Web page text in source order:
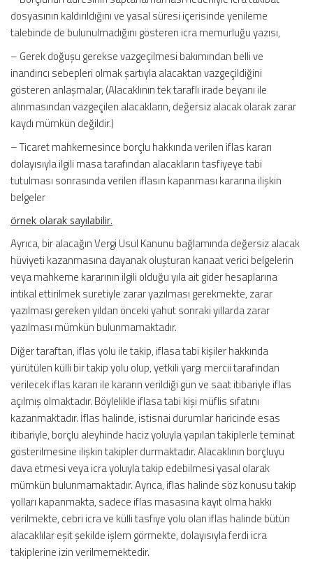
dosyasının kaldırıldığını ve yasal süresi içerisinde yenileme
talebinde de bulunulmadığını gösteren icra memurluğu yazısı,
– Gerek doğuşu gerekse vazgeçilmesi bakımından belli ve
inandırıcı sebepleri olmak şartıyla alacaktan vazgeçildiğini
gösteren anlaşmalar, (Alacaklının tek taraflı irade beyanı ile
alınmasından vazgeçilen alacakların, değersiz alacak olarak zarar
kaydı mümkün değildir.)
– Ticaret mahkemesince borçlu hakkında verilen iflas kararı
dolayısıyla ilgili masa tarafından alacakların tasfiyeye tabi
tutulması sonrasında verilen iflasın kapanması kararına ilişkin
belgeler
örnek olarak sayılabilir.
Ayrıca, bir alacağın Vergi Usul Kanunu bağlamında değersiz alacak
hüviyeti kazanmasına dayanak oluşturan kanaat verici belgelerin
veya mahkeme kararının ilgili olduğu yıla ait gider hesaplarına
intikal ettirilmek suretiyle zarar yazılması gerekmekte, zarar
yazılması gereken yıldan önceki yahut sonraki yıllarda zarar
yazılması mümkün bulunmamaktadır.
Diğer taraftan, iflas yolu ile takip, iflasa tabi kişiler hakkında
yürütülen külli bir takip yolu olup, yetkili yargı mercii tarafından
verilecek iflas kararı ile kararın verildiği gün ve saat itibariyle iflas
açılmış olmaktadır. Böylelikle iflasa tabi kişi müflis sıfatını
kazanmaktadır. İflas halinde, istisnai durumlar haricinde esas
itibariyle, borçlu aleyhinde haciz yoluyla yapılan takiplerle teminat
gösterilmesine ilişkin takipler durmaktadır. Alacaklının borçluyu
dava etmesi veya icra yoluyla takip edebilmesi yasal olarak
mümkün bulunmamaktadır. Ayrıca, iflas halinde söz konusu takip
yolları kapanmakta, sadece iflas masasına kayıt olma hakkı
verilmekte, cebri icra ve külli tasfiye yolu olan iflas halinde bütün
alacaklılar eşit şekilde işlem görmekte, dolayısıyla ferdi icra
takiplerine izin verilmemektedir.